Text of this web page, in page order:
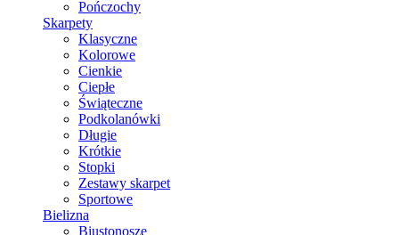
Pończochy
Skarpety
Klasyczne
Kolorowe
Cienkie
Ciepłe
Świąteczne
Podkolanówki
Długie
Krótkie
Stopki
Zestawy skarpet
Sportowe
Bielizna
Biustonosze